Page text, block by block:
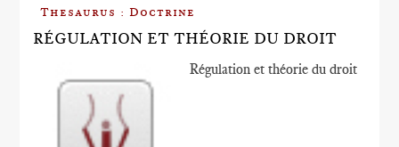
Thesaurus : Doctrine
RÉGULATION ET THÉORIE DU DROIT
Régulation et théorie du droit